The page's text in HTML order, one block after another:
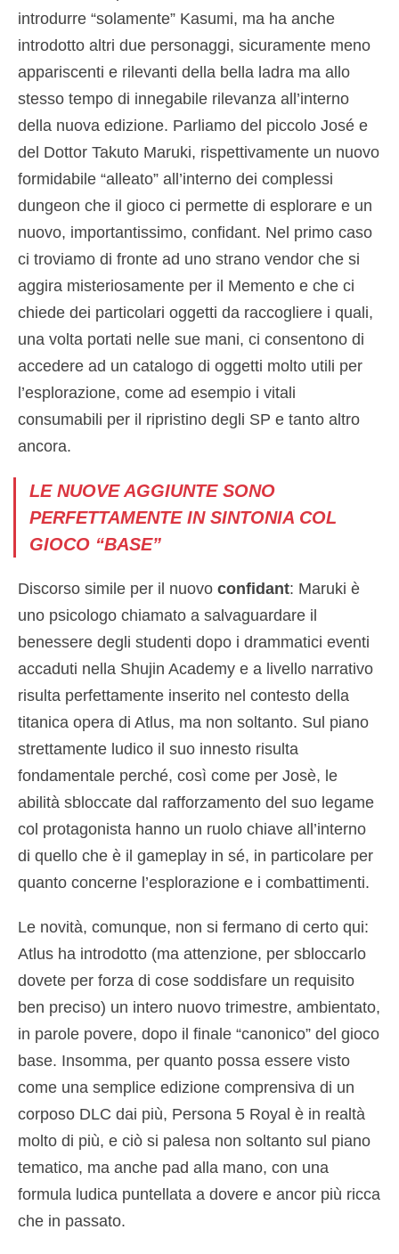
introdurre “solamente” Kasumi, ma ha anche
introdotto altri due personaggi, sicuramente meno
appariscenti e rilevanti della bella ladra ma allo
stesso tempo di innegabile rilevanza all’interno
della nuova edizione. Parliamo del piccolo José e
del Dottor Takuto Maruki, rispettivamente un nuovo
formidabile “alleato” all’interno dei complessi
dungeon che il gioco ci permette di esplorare e un
nuovo, importantissimo, confidant. Nel primo caso
ci troviamo di fronte ad uno strano vendor che si
aggira misteriosamente per il Memento e che ci
chiede dei particolari oggetti da raccogliere i quali,
una volta portati nelle sue mani, ci consentono di
accedere ad un catalogo di oggetti molto utili per
l’esplorazione, come ad esempio i vitali
consumabili per il ripristino degli SP e tanto altro
ancora.
LE NUOVE AGGIUNTE SONO
PERFETTAMENTE IN SINTONIA COL
GIOCO “BASE”
Discorso simile per il nuovo confidant: Maruki è
uno psicologo chiamato a salvaguardare il
benessere degli studenti dopo i drammatici eventi
accaduti nella Shujin Academy e a livello narrativo
risulta perfettamente inserito nel contesto della
titanica opera di Atlus, ma non soltanto. Sul piano
strettamente ludico il suo innesto risulta
fondamentale perché, così come per Josè, le
abilità sbloccate dal rafforzamento del suo legame
col protagonista hanno un ruolo chiave all’interno
di quello che è il gameplay in sé, in particolare per
quanto concerne l’esplorazione e i combattimenti.
Le novità, comunque, non si fermano di certo qui:
Atlus ha introdotto (ma attenzione, per sbloccarlo
dovete per forza di cose soddisfare un requisito
ben preciso) un intero nuovo trimestre, ambientato,
in parole povere, dopo il finale “canonico” del gioco
base. Insomma, per quanto possa essere visto
come una semplice edizione comprensiva di un
corposo DLC dai più, Persona 5 Royal è in realtà
molto di più, e ciò si palesa non soltanto sul piano
tematico, ma anche pad alla mano, con una
formula ludica puntellata a dovere e ancor più ricca
che in passato.